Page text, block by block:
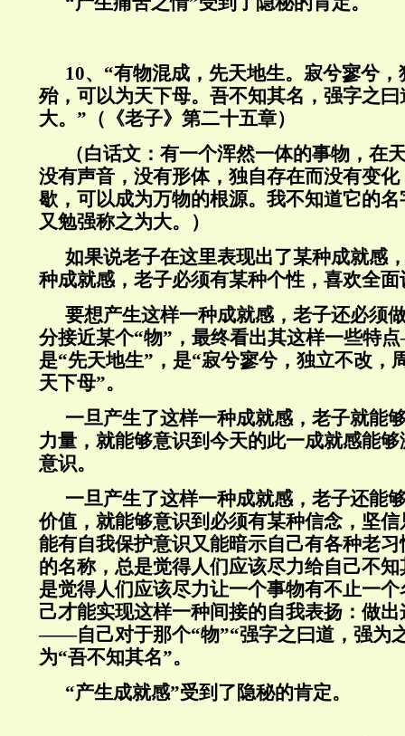
10、“有物混成，先天地生。寂兮寥兮
殆，可以为天下母。吾不知其名，强字之
大。”（《老子》第二十五章）
（白话文：有一个浑然一体的事物，在
没有声音，没有形体，独自存在而没有变
歇，可以成为万物的根源。我不知道它的
又勉强称之为大。）
如果说老子在这里表现出了某种成就感
种成就感，老子必须有某种个性，喜欢全
要想产生这样一种成就感，老子还必须
分接近某个“物”，最终看出其这样一些特
是“先天地生”，是“寂兮寥兮，独立不改，
天下母”。
一旦产生了这样一种成就感，老子就能
力量，就能够意识到今天的此一成就感能
意识。
一旦产生了这样一种成就感，老子还能
价值，就能够意识到必须有某种信念，坚
能有自我保护意识又能暗示自己有各种老
的名称，总是觉得人们应该尽力给自己不
是觉得人们应该尽力让一个事物有不止一
己才能实现这样一种间接的自我表扬：做
——自己对于那个“物”“强字之曰道，强为
为“吾不知其名”。
“产生成就感”受到了隐秘的肯定。